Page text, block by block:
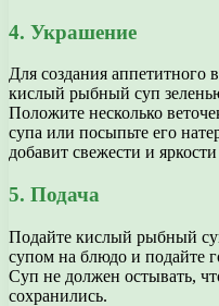
4. Украшение
Для создания аппетитного
кислый рыбный суп
Положите несколько
супа или посыпьте его
добавит свежести и
5. Подача
Подайте кислый рыбный
супом на блюдо и подайте
Суп не должен остывать,
сохранились.